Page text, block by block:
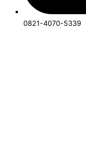
0821-4070-5339